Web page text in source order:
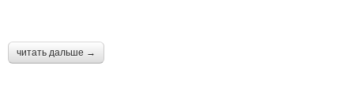
читать дальше →